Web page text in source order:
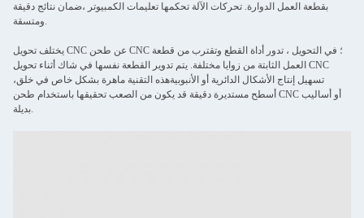
بقطعة العمل الدوارة. تحركات الآلة تحكمها تعليمات الكمبيوتر ،ضمان نتائج دقيقة
ومتسقة.
يختلف تحويل CNC عن طحن CNC ؛ في التحويل ، تدور أداة القطع وتقترب من قطعة
العمل الثابتة من زوايا مختلفة. يتم تدوير القطعة نفسها في شاك أثناء تحويل CNC
،تسهيل إنتاج الأشكال الدائرية أو الأنبوبيةهذه التقنية ماهرة بشكل خاص في خلق
أسطح مستديرة دقيقة قد يكون من الصعب تحقيقها باستخدام طحن CNC أو أساليب
بديلة.